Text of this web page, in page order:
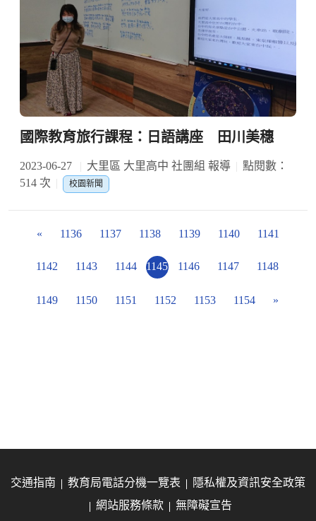
國際教育旅行課程：日語講座 田川美穗
2023-06-27 大里區 大里高中 社團組 報導
點閱數：
514 次
校園新聞
« 1136 1137 1138 1139 1140 1141
1142 1143 1144 1145 1146 1147 1148
1149 1150 1151 1152 1153 1154 »
交通指南 教育局電話分機一覽表
隱私權及資訊安全政策
網站服務條款
無障礙宣告